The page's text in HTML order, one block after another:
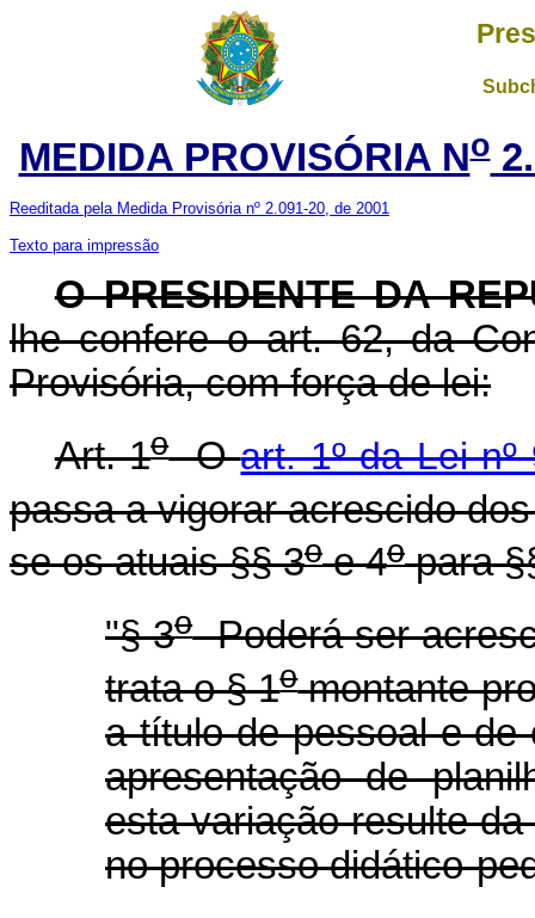
MEDIDA PROVISÓRIA No
Reeditada pela Medida Provisória nº 2.091-20, de 2001
Texto para impressão
O PRESIDENTE DA
lhe confere o art. 62, da
Provisória, com força de lei:
Art. 1oOart. 1º da Lei
passa a vigorar acrescido
se os atuais §§ 3oe 4opara
"§ 3oPoderá ser
trata o § 1omontante
a título de pessoal e de
apresentação de
esta variação resulte
no processo didático-